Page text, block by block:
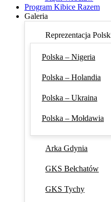
Program Kibice Razem
Galeria
Reprezentacja
Polska – Nigeria
Polska – Holandia
Polska – Ukraina
Polska – Mołdawia
Arka Gdynia
GKS Bełchatów
GKS Tychy